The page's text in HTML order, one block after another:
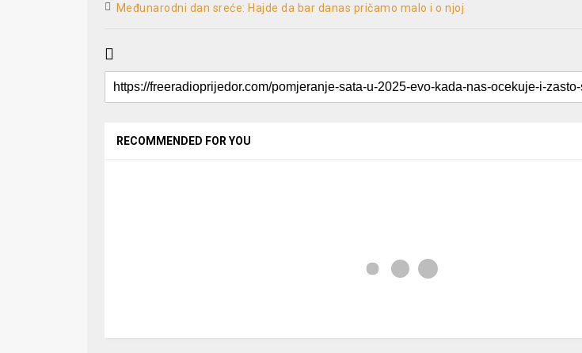
Međunarodni dan sreće: Hajde da bar danas pričamo malo i o njoj
RECOMMENDED FOR YOU